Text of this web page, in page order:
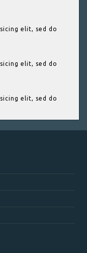
elit, sed do
elit, sed do
elit, sed do